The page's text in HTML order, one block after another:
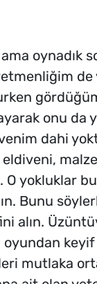
oynadık
onu da
dahi
yokluklar
Bunu
alın.
keyif
mutlaka